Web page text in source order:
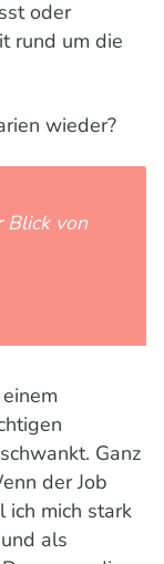
oder
rund um die
wieder?
Blick von
Ganz
der Job
ich mich stark
als